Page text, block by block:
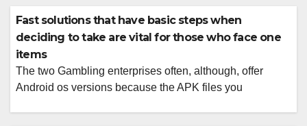
LBLOCK V2, you will end up permitted
https://luckyblock-no.com/no-no/kampanjekode/ get a
weekly fifteen% cashback on your online losses within
the day. There’s no […]
Fast solutions that have basic steps when
deciding to take are vital for those who face one
items
The two Gambling enterprises often, although, offer
Android os versions because the APK files you